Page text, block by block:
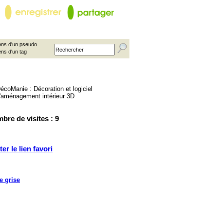
d'un pseudo
d'un tag
de visites : 9
le lien favori
grise